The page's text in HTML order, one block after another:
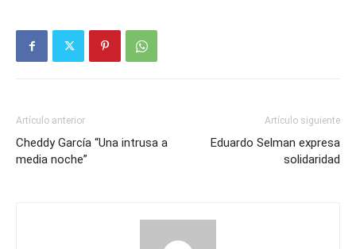
Artículo anterior
Cheddy García “Una intrusa a
media noche”
Artículo siguiente
Eduardo Selman expresa
solidaridad